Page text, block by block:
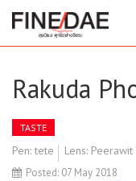
Rakuda
TASTE
Pen: tete Lens:
Posted: 07 May 2018